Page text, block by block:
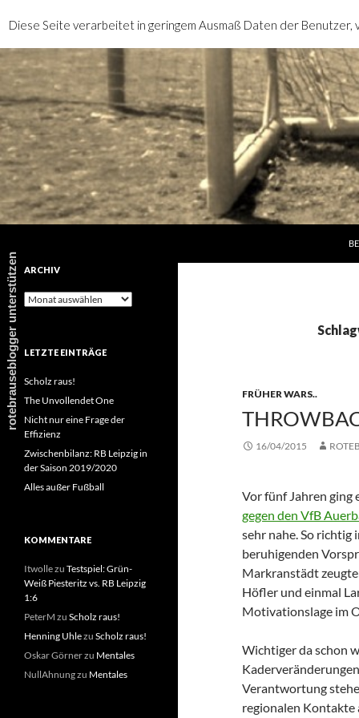
FRÜHER WARS..
16/04/2015
Vor fünf Jahren ging
gegen den VfB
sehr nahe. So richtig
beruhigenden
Markranstädt
Höfler und einmal
Motivationslage im
Wichtiger da schon
Verantwortung
regionalen Kontakte
ARCHIV
Archiv
LETZTE EINTRÄGE
Scholz raus!
The Unvollendet One
Nicht nur eine Frage der
Effizienz
Zwischenbilanz: RB Leipzig in
der Saison 2019/2020
Alles außer Fußball
KOMMENTARE
Itwollezu Testspiel: Grün-
Weiß Piesteritz vs. RB Leipzig
1:6
PeterM zu Scholz raus!
Henning Uhlezu Scholz raus!
Oskar Görnerzu Mentales
NullAhnungzu Mentales
Diese Seite verarbeitet in geringem Ausmaß Daten der
rotebrauseblogger unterstützen